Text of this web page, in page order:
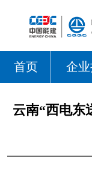
首页 企
云南“西电东